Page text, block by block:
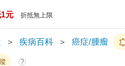
元 折抵無上限
＞ 疾病百科 ＞ 癌症/腫瘤
?